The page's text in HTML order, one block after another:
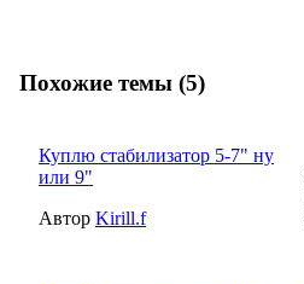
Похожие темы (5)
Куплю стабилизатор 5-7" ну
или 9"
Автор Kirill.f